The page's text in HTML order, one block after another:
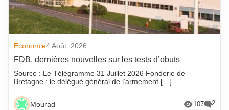
Economie4 Août. 2026
FDB, dernières nouvelles sur les tests d’obuts
Source : Le Télégramme 31 Juillet 2026 Fonderie de
Bretagne : le délégué général de l’armement […]
Mourad 107 2